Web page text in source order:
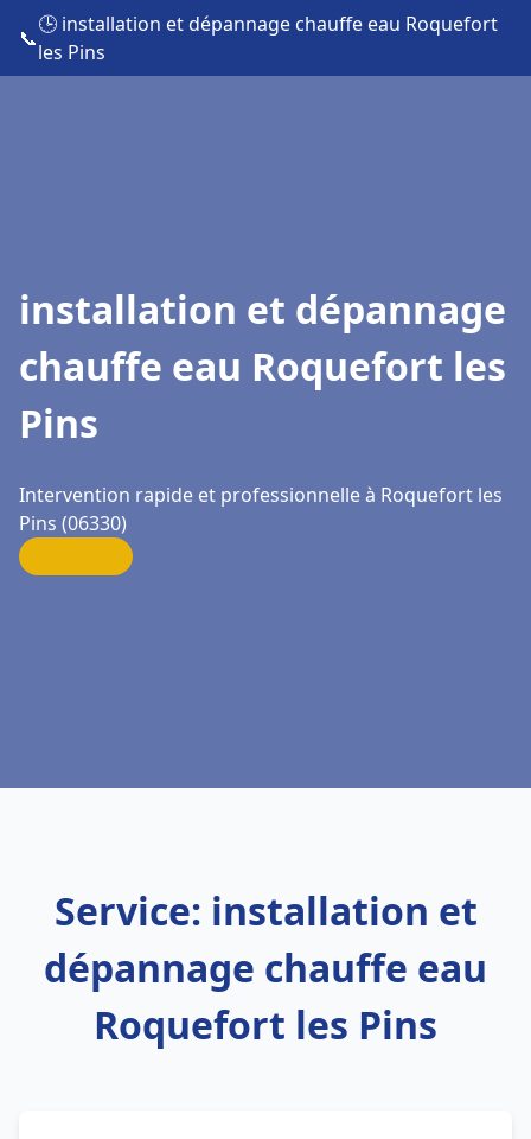
📞
🕒 installation et dépannage chauffe eau Roquefort
les Pins
installation et dépannage
chauffe eau Roquefort les
Pins
Intervention rapide et professionnelle à Roquefort les
Pins (06330)
Service: installation et
dépannage chauffe eau
Roquefort les Pins